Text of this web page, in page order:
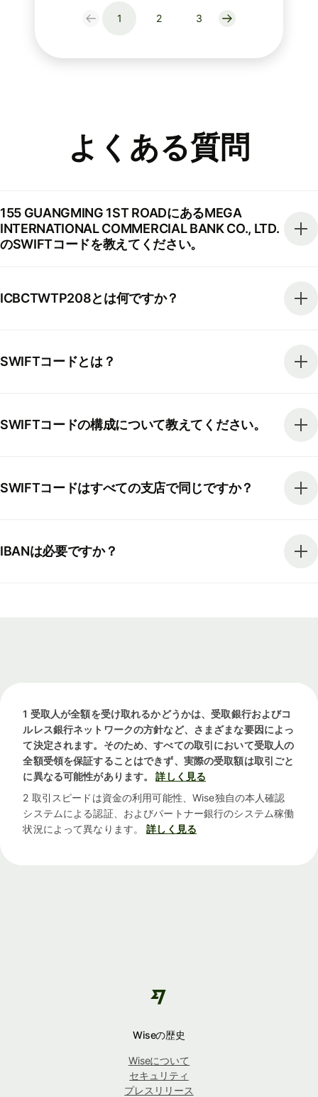
1 2 3
よくある質問
155 GUANGMING 1ST ROADにあるMEGA
INTERNATIONAL COMMERCIAL BANK CO., LTD.
のSWIFTコードを教えてください。
ICBCTWTP208とは何ですか？
SWIFTコードとは？
SWIFTコードの構成について教えてください。
SWIFTコードはすべての支店で同じですか？
IBANは必要ですか？
1 受取人が全額を受け取れるかどうかは、受取銀行およびコ
ルレス銀行ネットワークの方針など、さまざまな要因によっ
て決定されます。そのため、すべての取引において受取人の
全額受領を保証することはできず、実際の受取額は取引ごと
に異なる可能性があります。
詳しく見る
2 取引スピードは資金の利用可能性、Wise独自の本人確認
システムによる認証、およびパートナー銀行のシステム稼働
状況によって異なります。
詳しく見る
Wiseの歴史
Wiseについて
セキュリティ
プレスリリース